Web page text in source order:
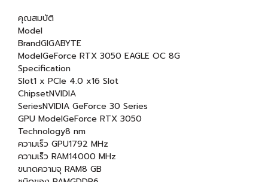
คุณสมบัติ
Model
BrandGIGABYTE
ModelGeForce RTX 3050 EAGLE OC 8G
Specification
Slot1 x PCIe 4.0 x16 Slot
ChipsetNVIDIA
SeriesNVIDIA GeForce 30 Series
GPU ModelGeForce RTX 3050
Technology8 nm
ความเร็ว GPU1792 MHz
ความเร็ว RAM14000 MHz
ขนาดความจุ RAM8 GB